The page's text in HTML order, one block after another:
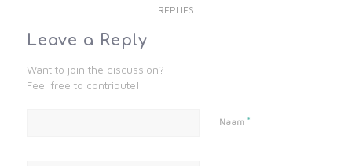
REPLIES
Leave a Reply
Want to join the discussion?
Feel free to contribute!
Naam *